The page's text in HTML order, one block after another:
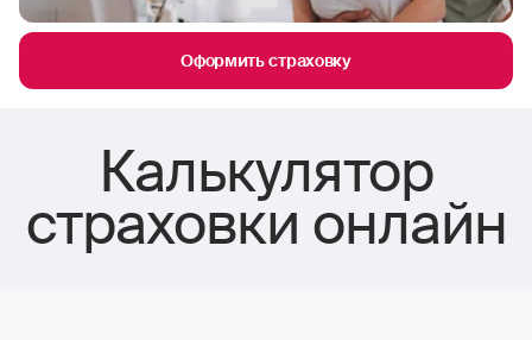
Оформить страховку
Калькулятор
страховки онлайн